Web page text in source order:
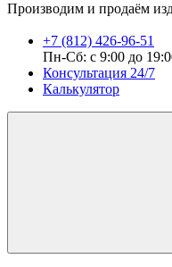
Производим и продаём
+7 (812) 426-96-51
Пн-Сб: с 9:00 до
Консультация 24/7
Калькулятор